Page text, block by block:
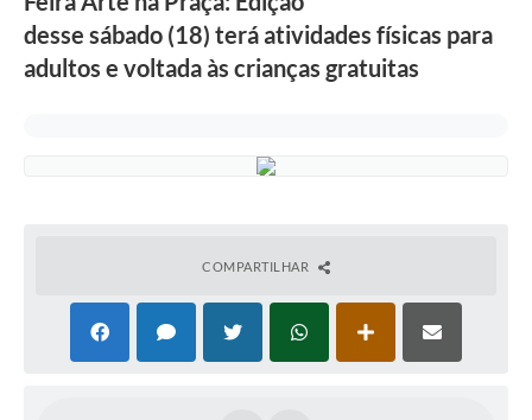
Transparência
Programa Famílias Fortes
Contratação de estagiário - estudante de Direito -
Galeria de Fotos
desse sábado (18) terá atividades físicas para
adultos e voltada às crianças gratuitas
COMPARTILHAR